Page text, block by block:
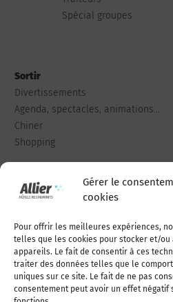
Gérer le
cookies
Pour offrir les meilleures expériences,
telles que les cookies pour stocker et/ou
appareils. Le fait de consentir à ces
traiter des données telles que le
uniques sur ce site. Le fait de ne pas
consentement peut avoir un effet
Spécial groupes
Sortir
Divertissements
Agenda, spectacles, animations...
Chiner
Shopping
Qui sommes-nous
Adhérer à l’association